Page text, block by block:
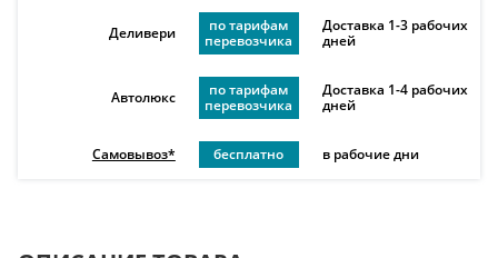
Деливери
по тарифам
перевозчика
Доставка 1-3 рабочих
дней
Автолюкс
по тарифам
перевозчика
Доставка 1-4 рабочих
дней
Самовывоз* бесплатно в рабочие дни